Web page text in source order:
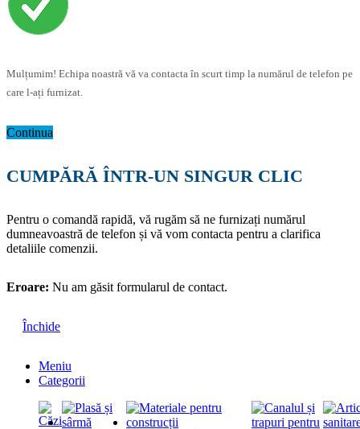
Mulțumim! Echipa noastră vă va contacta în scurt timp la numărul de telefon pe
care l-ați furnizat.
Continua
CUMPĂRĂ ÎNTR-UN SINGUR CLIC
Pentru o comandă rapidă, vă rugăm să ne furnizați numărul
dumneavoastră de telefon și vă vom contacta pentru a clarifica
detaliile comenzii.
Eroare: Nu am găsit formularul de contact.
Închide
Meniu
Categorii